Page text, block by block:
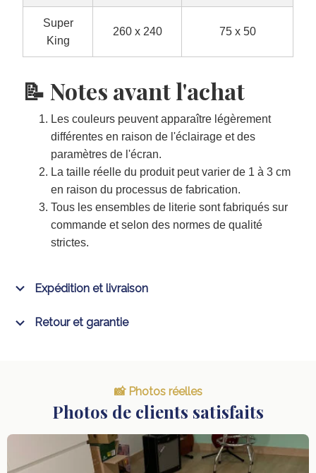
Super
King
260 x 240 75 x 50
📝 Notes avant l'achat
Les couleurs peuvent apparaître légèrement
différentes en raison de l'éclairage et des
paramètres de l'écran.
La taille réelle du produit peut varier de 1 à 3 cm
en raison du processus de fabrication.
Tous les ensembles de literie sont fabriqués sur
commande et selon des normes de qualité
strictes.
Expédition et livraison
Retour et garantie
📸 Photos réelles
Photos de clients satisfaits